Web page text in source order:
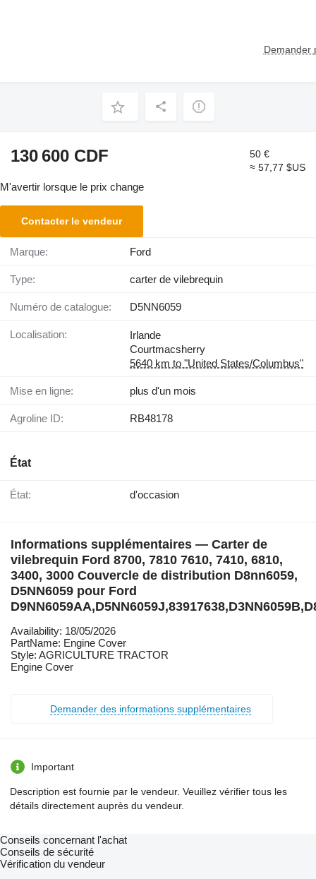
Demander
130 600 CDF
50 €
≈ 57,77 $US
M'avertir lorsque le prix change
Contacter le vendeur
Marque: Ford
Type: carter de vilebrequin
Numéro de catalogue: D5NN6059
Localisation:
Irlande
Courtmacsherry
5640 km to "United States/Columbus"
Mise en ligne: plus d'un mois
Agroline ID: RB48178
État
État: d'occasion
Informations supplémentaires — Carter de
vilebrequin Ford 8700, 7810 7610, 7410, 6810,
3400, 3000 Couvercle de distribution D8nn6059,
D5NN6059 pour Ford
Availability: 18/05/2026
PartName: Engine Cover
Style: AGRICULTURE TRACTOR
Engine Cover
Demander des informations supplémentaires
Important
Description est fournie par le vendeur. Veuillez vérifier tous les
détails directement auprès du vendeur.
Conseils concernant l'achat
Conseils de sécurité
Vérification du vendeur